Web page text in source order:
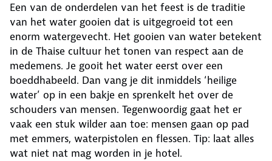
Een van de onderdelen van het feest is de traditie
van het water gooien dat is uitgegroeid tot een
enorm watergevecht. Het gooien van water betekent
in de Thaise cultuur het tonen van respect aan de
medemens. Je gooit het water eerst over een
boeddhabeeld. Dan vang je dit inmiddels ‘heilige
water’ op in een bakje en sprenkelt het over de
schouders van mensen. Tegenwoordig gaat het er
vaak een stuk wilder aan toe: mensen gaan op pad
met emmers, waterpistolen en flessen. Tip: laat alles
wat niet nat mag worden in je hotel.